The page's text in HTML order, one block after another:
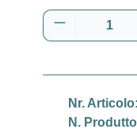
Quantità
Nr. Articolo:
N.